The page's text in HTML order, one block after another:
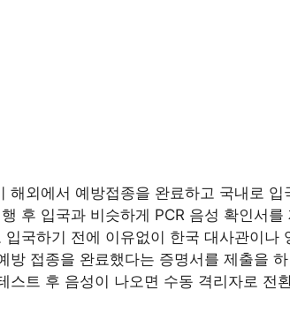
해외에서 예방접종을 완료하고 국내로 입
후 입국과 비슷하게 PCR 음성 확인서
국하기 전에 이유없이 한국 대사관이나
방 접종을 완료했다는 증명서를 제출을
스트 후 음성이 나오면 수동 격리자로 전